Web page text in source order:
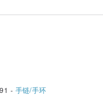
- 手链/手环